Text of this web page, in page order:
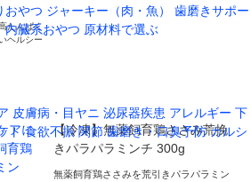
おやつ ジャーキー（肉・魚）
歯磨きサポー
内臓系おやつ 原材料で選ぶ
皮膚病・目ヤニ 泌尿器疾患 アレルギー 下
ト 食欲不振 関節 歯磨き・口臭予防 カルシ
たんぱく
ヘルシー
【冷凍】無薬飼育鶏ささみ荒挽
きパラパラミンチ 300g
無薬飼育鶏ささみを荒引きパラパラミン